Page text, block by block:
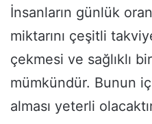
İnsanların günlük
miktarını çeşitli
çekmesi ve sağlıklı
mümkündür. Bunun
alması yeterli